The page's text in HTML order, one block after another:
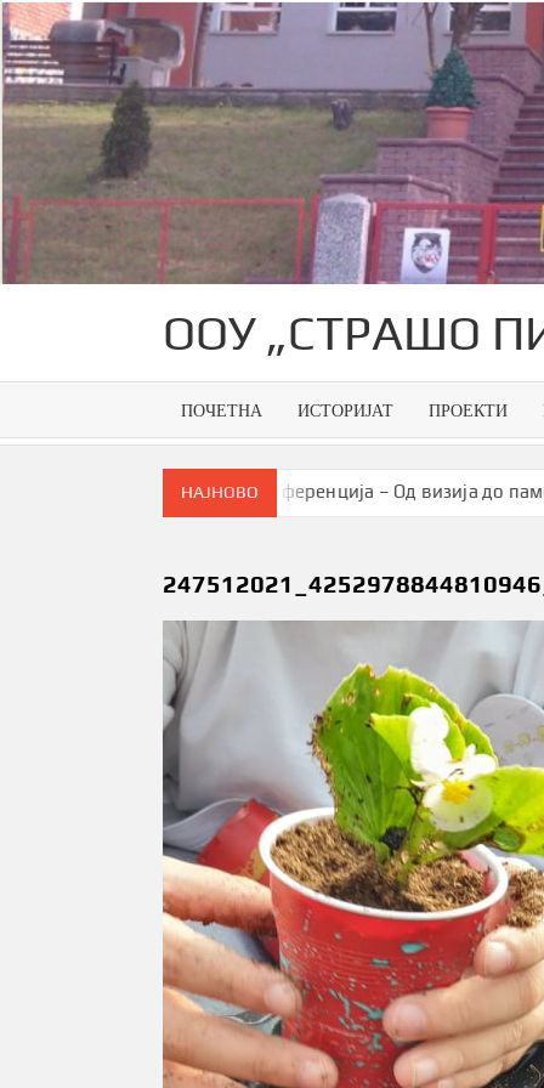
Skip
to
content
ООУ „СТРАШО
ПОЧЕТНА ИСТОРИЈАТ ПРОЕКТИ
НАЈНОВО
Конференција – Од визија до паметна